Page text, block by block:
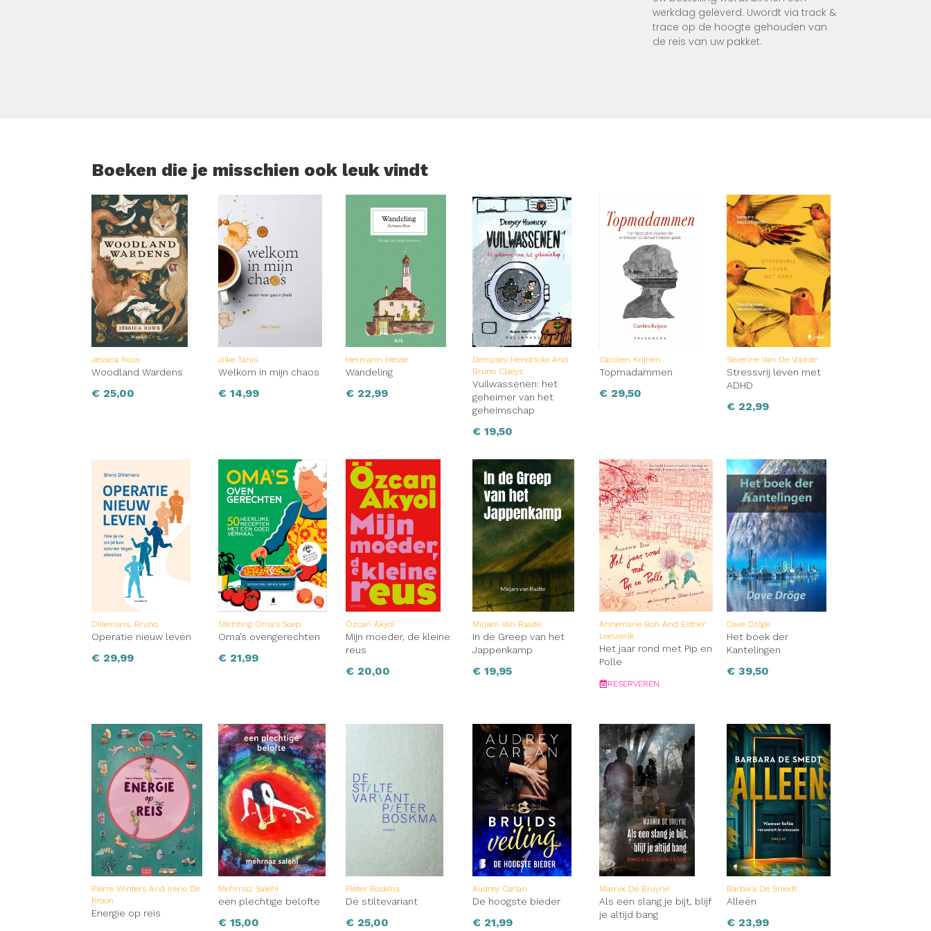
werkdag geleverd. Uwordt via track &
trace op de hoogte gehouden van
de reis van uw pakket.
Boeken die je misschien ook leuk vindt
Jessica Roux
Woodland Wardens
€ 25,00
Jilke Tanis
Welkom in mijn chaos
€ 14,99
Hermann Hesse
Wandeling
€22,99
Dempsey Hendrickx And
Bruno Claeys
Vuilwassenen: het
geheimer van het
geheimschap
€19,50
Carolien Krijnen
Topmadammen
€ 29,50
Séverine Van De Voorde
Stressvrij leven met
ADHD
€22,99
Dillemans, Bruno
Operatie nieuw leven
€ 29,99
Stichting Oma's Soep
Oma’s ovengerechten
€ 21,99
Özcan Akyol
Mijn moeder, de kleine
reus
€20,00
Mirjam Van Raalte
In de Greep van het
Jappenkamp
€19,95
Annemarie Bon And Esther
Leeuwrik
Het jaar rond met Pip en
Polle
RESERVEREN
Dave Dröge
Het boek der
Kantelingen
€39,50
Pierre Winters And Irene De
Kroon
Energie op reis
Mehrnaz Salehi
een plechtige belofte
€ 15,00
Pieter Boskma
De stiltevariant
€25,00
Audrey Carlan
De hoogste bieder
€21,99
Marnix De Bruyne
Als een slang je bijt, blijf
je altijd bang
Barbara De Smedt
Alleen
€23,99